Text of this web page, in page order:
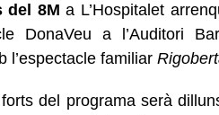
del 8M a L’Hospitalet
DonaVeu a l’Auditori
l’espectacle familiar
del programa serà